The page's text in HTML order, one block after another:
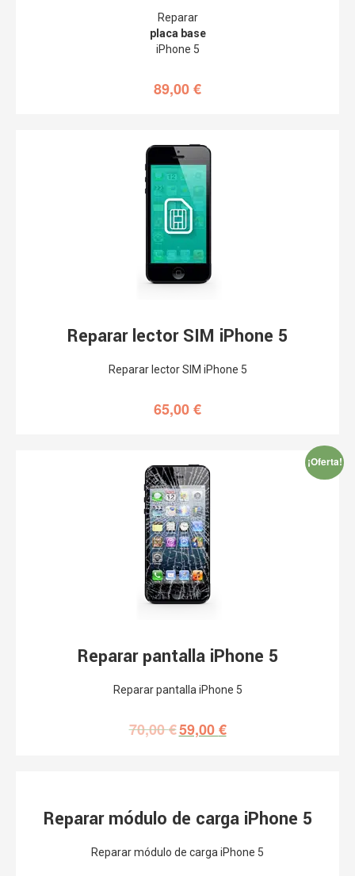
Reparar
placa base
iPhone 5
89,00€
Reparar lector SIM iPhone 5
Reparar lector SIM iPhone 5
65,00€
¡Oferta!
Reparar pantalla iPhone 5
Reparar pantalla iPhone 5
70,00€59,00€
Reparar módulo de carga iPhone 5
Reparar módulo de carga iPhone 5